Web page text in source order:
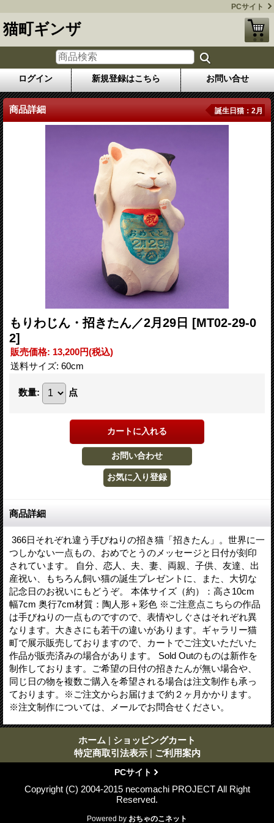
PCサイト
猫町ギンザ
ログイン 新規登録はこちら お問い合せ
商品詳細 誕生日猫：2月
もりわじん・招きたん／2月29日 [MT02-29-0
2]
販売価格: 13,200円(税込)
送料サイズ: 60cm
数量: 点
商品詳細
366日それぞれ違う手びねりの招き猫「招きたん」。世界に一
つしかない一点もの、おめでとうのメッセージと日付が刻印
されています。 自分、恋人、夫、妻、両親、子供、友達、出
産祝い、もちろん飼い猫の誕生プレゼントに、また、大切な
記念日のお祝いにもどうぞ。 本体サイズ（約）：高さ10cm
幅7cm 奥行7cm材質：陶人形＋彩色 ※ご注意点こちらの作品
は手びねりの一点ものですので、表情やしぐさはそれぞれ異
なります。大きさにも若干の違いがあります。ギャラリー猫
町で展示販売しておりますので、カートでご注文いただいた
作品が販売済みの場合があります。 Sold Outのものは新作を
制作しております。ご希望の日付の招きたんが無い場合や、
同じ日の物を複数ご購入を希望される場合は注文制作も承っ
ております。※ご注文からお届けまで約２ヶ月かかります。
※注文制作については、メールでお問合せください。
ホーム | ショッピングカート
特定商取引法表示 | ご利用案内
PCサイト
Copyright (C) 2004-2015 necomachi PROJECT All Right
Reserved.
Powered by おちゃのこネット